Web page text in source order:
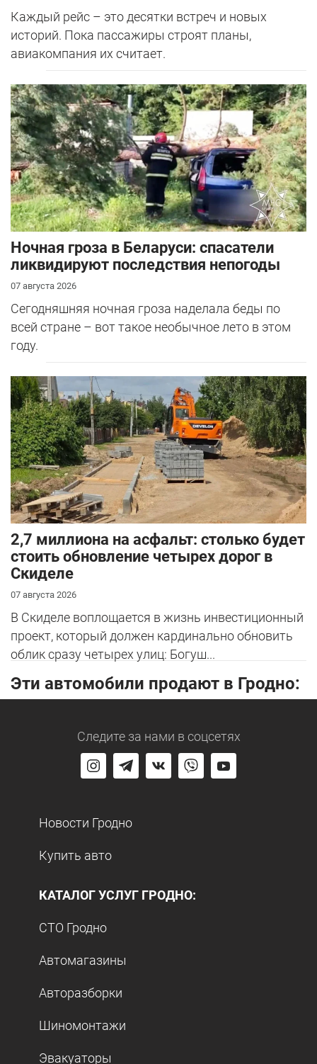
Каждый рейс – это десятки встреч и новых
историй. Пока пассажиры строят планы,
авиакомпания их считает.
Ночная гроза в Беларуси: спасатели
ликвидируют последствия непогоды
07 августа 2026
Сегодняшняя ночная гроза наделала беды по
всей стране – вот такое необычное лето в этом
году.
2,7 миллиона на асфальт: столько будет
стоить обновление четырех дорог в
Скиделе
07 августа 2026
В Скиделе воплощается в жизнь инвестиционный
проект, который должен кардинально обновить
облик сразу четырех улиц: Богуш...
Эти автомобили продают в Гродно:
Следите за нами в соцсетях
Новости Гродно
Купить авто
КАТАЛОГ УСЛУГ ГРОДНО:
СТО Гродно
Автомагазины
Авторазборки
Шиномонтажи
Эвакуаторы